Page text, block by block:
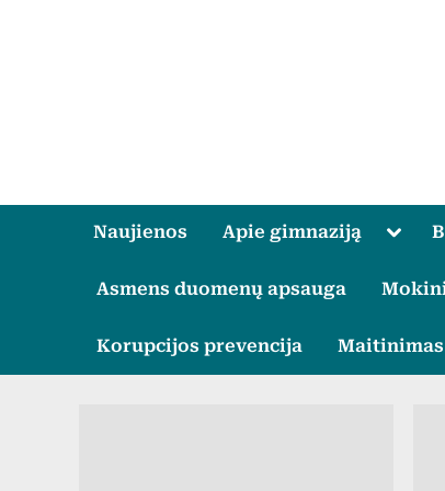
Naujienos Apie gimnaziją
Asmens duomenų apsauga
Korupcijos prevencija Maitinimas